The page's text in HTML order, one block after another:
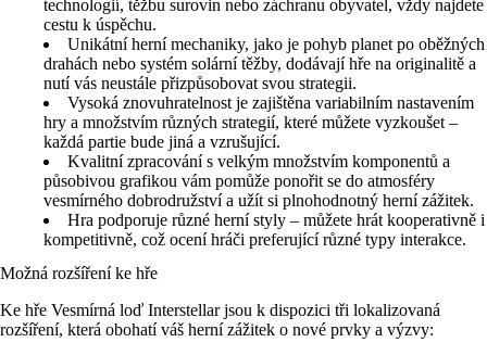
technologií, těžbu surovin nebo záchranu obyvatel, vždy najdete
cestu k úspěchu.
Unikátní herní mechaniky, jako je pohyb planet po oběžných
drahách nebo systém solární těžby, dodávají hře na originalitě a
nutí vás neustále přizpůsobovat svou strategii.
Vysoká znovuhratelnost je zajištěna variabilním nastavením
hry a množstvím různých strategií, které můžete vyzkoušet –
každá partie bude jiná a vzrušující.
Kvalitní zpracování s velkým množstvím komponentů a
působivou grafikou vám pomůže ponořit se do atmosféry
vesmírného dobrodružství a užít si plnohodnotný herní zážitek.
Hra podporuje různé herní styly – můžete hrát kooperativně i
kompetitivně, což ocení hráči preferující různé typy interakce.
Možná rozšíření ke hře
Ke hře Vesmírná loď Interstellar jsou k dispozici tři lokalizovaná
rozšíření, která obohatí váš herní zážitek o nové prvky a výzvy: